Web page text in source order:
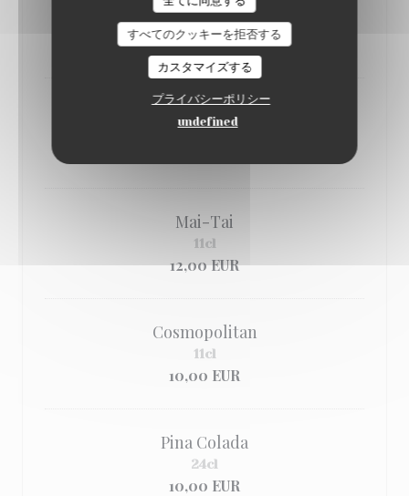
すべてのクッキーを拒否する
カスタマイズする
プライバシーポリシー
undefined
10,00 EUR
5cl
Cuba Libre
Mai-Tai
12,00 EUR
11cl
Cosmopolitan
10,00 EUR
11cl
Pina Colada
10,00 EUR
24cl